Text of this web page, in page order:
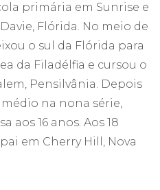
primária em Sunrise e
Flórida. No meio de
o sul da Flórida para
da Filadélfia e cursou o
Pensilvânia. Depois
na nona série,
aos 16 anos. Aos 18
em Cherry Hill, Nova